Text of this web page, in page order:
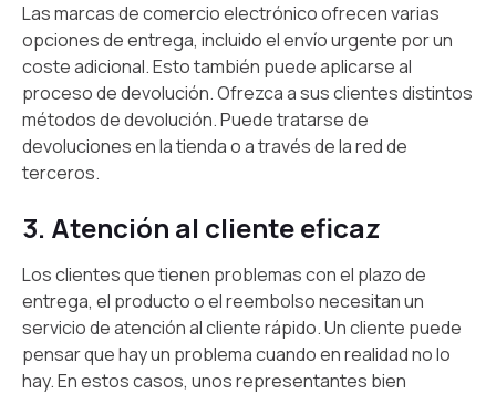
Las marcas de comercio electrónico ofrecen varias
opciones de entrega, incluido el envío urgente por un
coste adicional. Esto también puede aplicarse al
proceso de devolución. Ofrezca a sus clientes distintos
métodos de devolución. Puede tratarse de
devoluciones en la tienda o a través de la red de
terceros.
3. Atención al cliente eficaz
Los clientes que tienen problemas con el plazo de
entrega, el producto o el reembolso necesitan un
servicio de atención al cliente rápido. Un cliente puede
pensar que hay un problema cuando en realidad no lo
hay. En estos casos, unos representantes bien